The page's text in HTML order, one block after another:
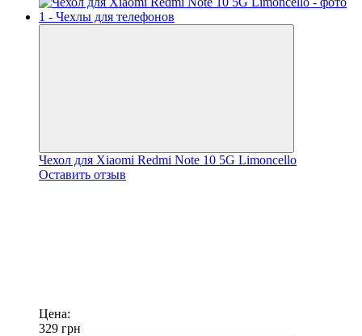
Чехол для Xiaomi Redmi Note 10 5G Limoncello
Оставить отзыв
Цена:
329 грн